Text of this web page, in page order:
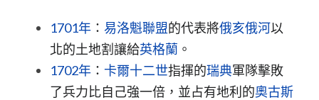
1701年 ： 易洛魁聯盟的代表將俄亥俄河以
北的土地割讓給英格蘭 。
1702年 ： 卡爾十二世指揮的瑞典軍隊擊敗
了兵力比自己強一倍，並占有地利的奧古斯